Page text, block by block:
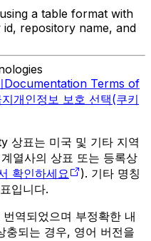
a table format with
repository name, and
Documentation Terms of
개인정보 보호 선택(쿠키
상표는 미국 및 기타 지역
열사의 상표 또는 등록상
확인하세요
). 기타 명칭
입니다.
역되었으며 부정확한 내
충되는 경우, 영어 버전을